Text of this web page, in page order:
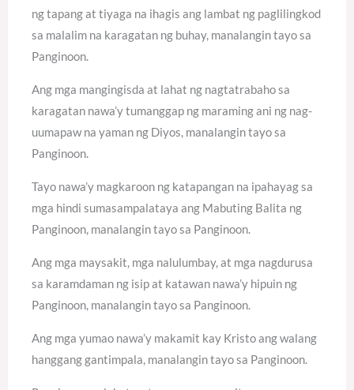
ng tapang at tiyaga na ihagis ang lambat ng paglilingkod
sa malalim na karagatan ng buhay, manalangin tayo sa
Panginoon.
Ang mga mangingisda at lahat ng nagtatrabaho sa
karagatan nawa’y tumanggap ng maraming ani ng nag-
uumapaw na yaman ng Diyos, manalangin tayo sa
Panginoon.
Tayo nawa’y magkaroon ng katapangan na ipahayag sa
mga hindi sumasampalataya ang Mabuting Balita ng
Panginoon, manalangin tayo sa Panginoon.
Ang mga maysakit, mga nalulumbay, at mga nagdurusa
sa karamdaman ng isip at katawan nawa’y hipuin ng
Panginoon, manalangin tayo sa Panginoon.
Ang mga yumao nawa’y makamit kay Kristo ang walang
hanggang gantimpala, manalangin tayo sa Panginoon.